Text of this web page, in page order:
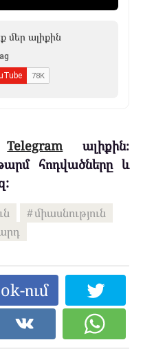
մեր ալիքին
Telegramալիքին։
հոդվածները և
միասնություն
ում